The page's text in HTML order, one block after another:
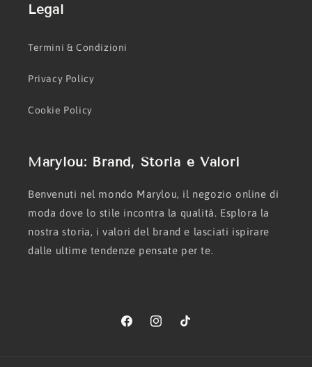
Legal
Termini & Condizioni
Privacy Policy
Cookie Policy
Marylou: Brand, Storia e Valori
Benvenuti nel mondo Marylou, il negozio online di
moda dove lo stile incontra la qualità. Esplora la
nostra storia, i valori del brand e lasciati ispirare
dalle ultime tendenze pensate per te.
FacebookInstagramTikTok